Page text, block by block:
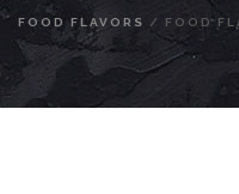
FOOD FLAVORS / FOOD